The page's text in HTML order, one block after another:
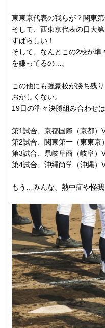
東東京代表の我らが？関東第
そして、西東京代表の日大第
すばらしい！
そして、なんとこの2校が
を嫌ってるの…。
この他にも強豪校が勝ち残
おかしくない。
19日の準々決勝組み合わせは
第1試合、京都国際（京都）
第2試合、関東第一（東東京
第3試合、県岐阜商（岐阜）
第4試合、沖縄尚学（沖縄）
もう…みんな、熱中症や怪